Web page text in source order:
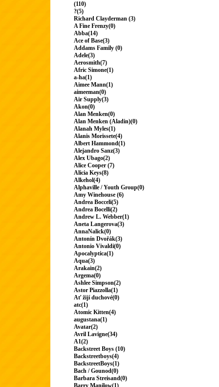
(110)
?(5)
Richard Clayderman (3)
A Fine Frenzy(0)
Abba(14)
Ace of Base(3)
Addams Family (0)
Adele(3)
Aerosmith(7)
Afric Simone(1)
a-ha(1)
Aimee Mann(1)
aimeeman(0)
Air Supply(3)
Akon(0)
Alan Menken(0)
Alan Menken (Aladin)(0)
Alanah Myles(1)
Alanis Morissete(4)
Albert Hammond(1)
Alejandro Sanz(3)
Alex Ubago(2)
Alice Cooper (7)
Alicia Keys(8)
Alkehol(4)
Alphaville / Youth Group(0)
Amy Winehouse (6)
Andrea Bocceli(5)
Andrea Bocelli(2)
Andrew L. Webber(1)
Aneta Langerova(3)
AnnaNalick(0)
Antonín Dvořák(3)
Antonio Vivaldi(0)
Apocalyptica(1)
Aqua(3)
Arakain(2)
Argema(0)
Ashlee Simpson(2)
Astor Piazzolla(1)
Ať žijí duchové(0)
atc(1)
Atomic Kitten(4)
augustana(1)
Avatar(2)
Avril Lavigne(34)
A1(2)
Backstreet Boys (10)
Backstreetboys(4)
BackstreetBoys(1)
Bach / Gounod(0)
Barbara Streisand(0)
Barry Manilow(1)